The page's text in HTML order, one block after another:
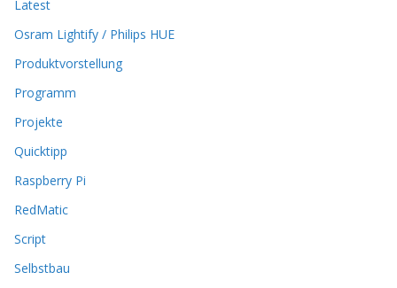
n
k
n
e
n
u
f
e
r
r
Latest
Osram Lightify / Philips HUE
Produktvorstellung
Programm
Projekte
Quicktipp
Raspberry Pi
RedMatic
Script
Selbstbau